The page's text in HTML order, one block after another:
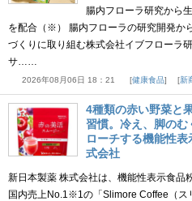
腸内フローラ研究から
を配合（※） 腸内フローラの研究開発か
づくりに取り組む株式会社イブフローラ
サ……
2026年08月06日 18：21 健康食品 新
4種類の赤い野菜と
習慣。冷え、脚の
ローチする機能性
式会社
新日本製薬 株式会社は、機能性表示食品
国内売上No.1※1の「Slimore Coffee（ス